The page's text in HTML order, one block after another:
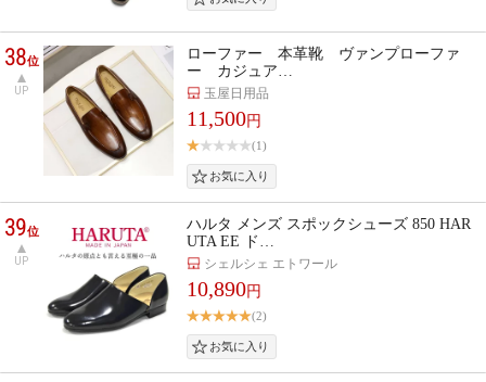
38位
UP
ローファー 本革靴 ヴァンプローファ
ー カジュア…
玉屋日用品
11,500円
(1)
39位
UP
ハルタ メンズ スポックシューズ 850 HAR
UTA EE ド…
シェルシェ エトワール
10,890円
(2)